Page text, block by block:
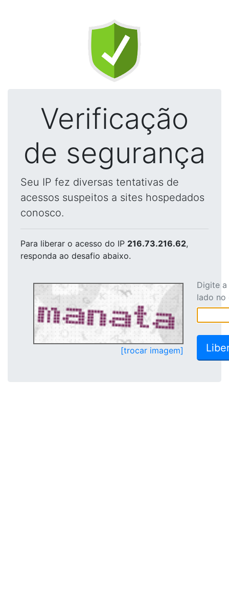
Verificação
de segurança
Seu IP fez diversas tentativas de
acessos suspeitos a sites hospedados
conosco.
Para liberar o acesso do IP 216.73.216.62,
responda ao desafio abaixo.
[trocar imagem]
Digite
lado no